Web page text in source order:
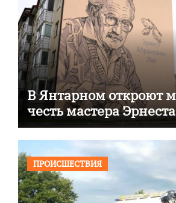
В Янтарном откроют
честь мастера
ПРОИСШЕСТВИЯ